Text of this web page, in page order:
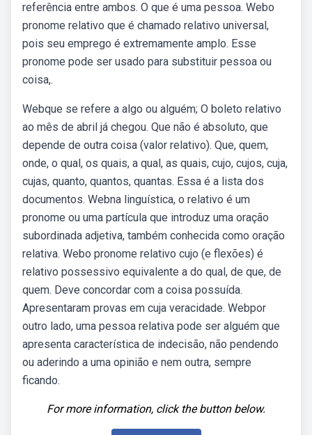
referência entre ambos. O que é uma pessoa. Webo
pronome relativo que é chamado relativo universal,
pois seu emprego é extremamente amplo. Esse
pronome pode ser usado para substituir pessoa ou
coisa,.
Webque se refere a algo ou alguém; O boleto relativo
ao mês de abril já chegou. Que não é absoluto, que
depende de outra coisa (valor relativo). Que, quem,
onde, o qual, os quais, a qual, as quais, cujo, cujos, cuja,
cujas, quanto, quantos, quantas. Essa é a lista dos
documentos. Webna linguística, o relativo é um
pronome ou uma partícula que introduz uma oração
subordinada adjetiva, também conhecida como oração
relativa. Webo pronome relativo cujo (e flexões) é
relativo possessivo equivalente a do qual, de que, de
quem. Deve concordar com a coisa possuída.
Apresentaram provas em cuja veracidade. Webpor
outro lado, uma pessoa relativa pode ser alguém que
apresenta característica de indecisão, não pendendo
ou aderindo a uma opinião e nem outra, sempre
ficando.
For more information, click the button below.